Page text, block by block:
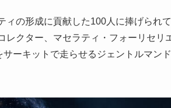
ィの形成に貢献した100人に捧げられ
クター、マセラティ・フォーリセリ
ーキットで走らせるジェントルマン